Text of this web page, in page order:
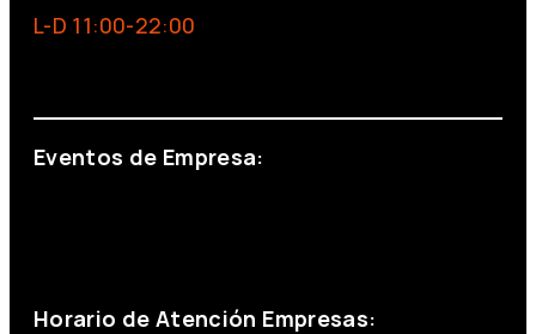
L-D 11:00-22:00
Eventos de Empresa:
Horario de Atención Empresas: